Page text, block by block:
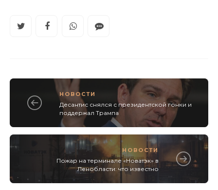
НОВОСТИ
Десантис снялся с президентской гонки и
поддержал Трампа
НОВОСТИ
Пожар на терминале «Новатэк» в
Ленобласти: что известно